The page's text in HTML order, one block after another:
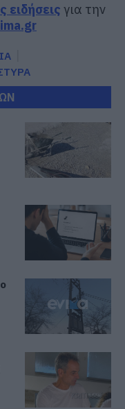
ειδήσεις για την